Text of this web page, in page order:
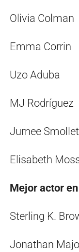
Olivia Colman
Emma Corrin
Uzo Aduba
MJ Rodríguez
Jurnee
Elisabeth
Mejor actor
Sterling K.
Jonathan